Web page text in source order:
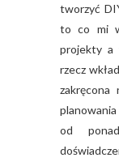
tworzyć
to co mi
projekty a
rzecz
zakręcona
od